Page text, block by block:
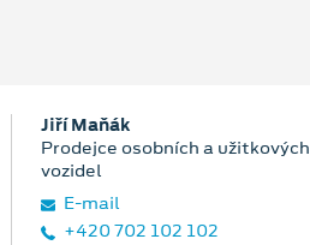
Jiří Maňák
Prodejce osobních a užitkových
vozidel
E‑mail
+420 702 102 102